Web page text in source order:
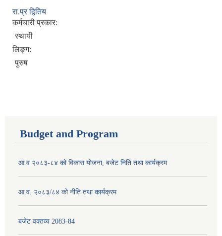
रा.प्र द्वितिय
कर्मचारी प्रकार:
स्थायी
लिङ्ग:
पुरुष
Budget and Program
आ.व २०८३-८४ को विकास योजना, बजेट निति तथा कार्यक्रम
आ.व. २०८३/८४ को नीति तथा कार्यक्रम
बजेट वक्तव्य 2083-84